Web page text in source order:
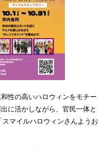
性の高いハロウィンをモチー
に活かしながら、官民一体と
マイルハロウィンさんようお